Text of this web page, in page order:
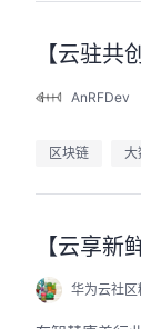
【云驻共
AnRFDev
区块链 大
【云享
华为云社区